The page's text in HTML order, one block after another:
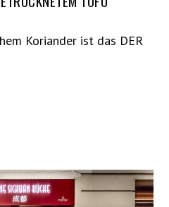
Koriander ist das DER